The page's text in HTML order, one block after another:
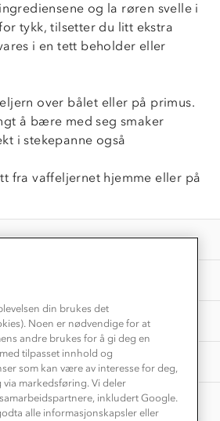
og la røren svelle i
tykk, tilsetter du litt ekstra
i en tett beholder eller
over bålet eller på primus.
å bære med seg smaker
i stekepanne også
fra vaffeljernet hjemme eller på
SFO
turtøy?
tips her⛰
din brukes det
Noen er nødvendige for at
andre brukes for å gi deg en
tilpasset innhold og
som kan være av interesse for deg,
via markedsføring. Vi deler
inkludert Google.
alle informasjonskapsler eller